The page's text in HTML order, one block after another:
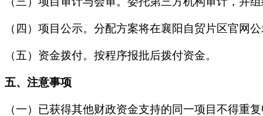
（四）项目公示。分配方案将在襄阳自贸片区官网
（五）资金拨付。按程序报批后拨付资金。
五、注意事项
（一）已获得其他财政资金支持的同一项目不得重